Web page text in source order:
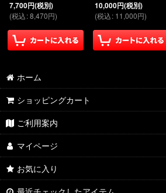
7,700円(税別)
(税込:8,470円)
10,000円(税別)
(税込: 11,000円)
ホーム
ショッピングカート
ご利用案内
マイページ
お気に入り